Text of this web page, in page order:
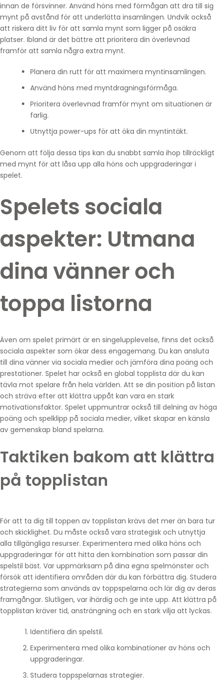
innan de försvinner. Använd höns med förmågan att dra till sig
mynt på avstånd för att underlätta insamlingen. Undvik också
att riskera ditt liv för att samla mynt som ligger på osäkra
platser. Ibland är det bättre att prioritera din överlevnad
framför att samla några extra mynt.
Planera din rutt för att maximera myntinsamlingen.
Använd höns med myntdragningsförmåga.
Prioritera överlevnad framför mynt om situationen är
farlig.
Utnyttja power-ups för att öka din myntintäkt.
Genom att följa dessa tips kan du snabbt samla ihop tillräckligt
med mynt för att låsa upp alla höns och uppgraderingar i
spelet.
Spelets sociala
aspekter: Utmana
dina vänner och
toppa listorna
Även om spelet primärt är en singelupplevelse, finns det också
sociala aspekter som ökar dess engagemang. Du kan ansluta
till dina vänner via sociala medier och jämföra dina poäng och
prestationer. Spelet har också en global topplista där du kan
tävla mot spelare från hela världen. Att se din position på listan
och sträva efter att klättra uppåt kan vara en stark
motivationsfaktor. Spelet uppmuntrar också till delning av höga
poäng och spelklipp på sociala medier, vilket skapar en känsla
av gemenskap bland spelarna.
Taktiken bakom att klättra
på topplistan
För att ta dig till toppen av topplistan krävs det mer än bara tur
och skicklighet. Du måste också vara strategisk och utnyttja
alla tillgängliga resurser. Experimentera med olika höns och
uppgraderingar för att hitta den kombination som passar din
spelstil bäst. Var uppmärksam på dina egna spelmönster och
försök att identifiera områden där du kan förbättra dig. Studera
strategierna som används av toppspelarna och lär dig av deras
framgångar. Slutligen, var ihärdig och ge inte upp. Att klättra på
topplistan kräver tid, ansträngning och en stark vilja att lyckas.
Identifiera din spelstil.
Experimentera med olika kombinationer av höns och
uppgraderingar.
Studera toppspelarnas strategier.